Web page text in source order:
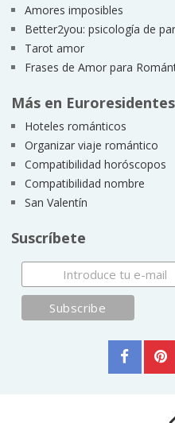
Amores imposibles
Better2you: psicología de
Tarot amor
Frases de Amor para
Más en Euroresidentes
Hoteles románticos
Organizar viaje romántico
Compatibilidad horóscopos
Compatibilidad nombre
San Valentín
Suscríbete